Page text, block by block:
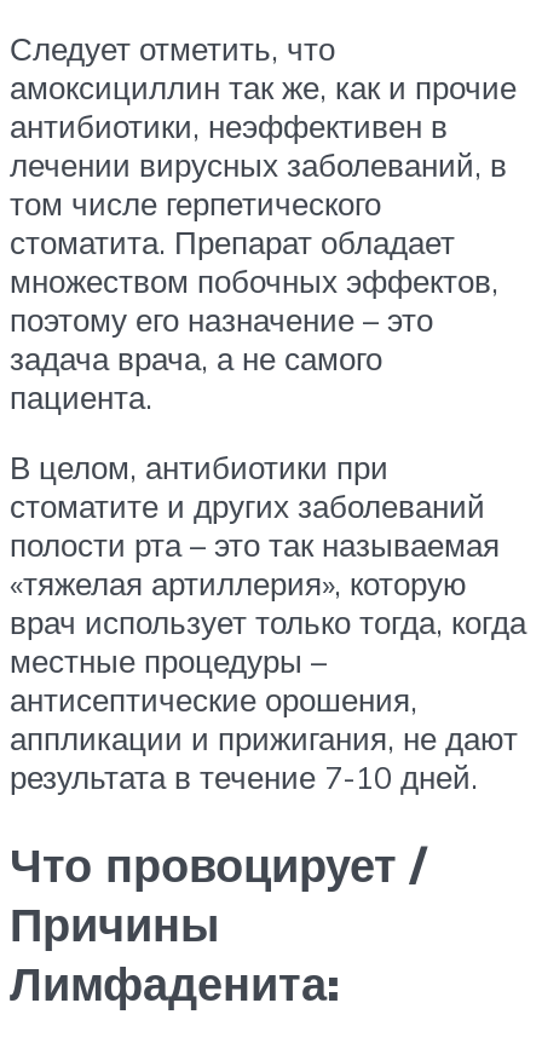
Следует отметить, что
амоксициллин так же, как и прочие
антибиотики, неэффективен в
лечении вирусных заболеваний, в
том числе герпетического
стоматита. Препарат обладает
множеством побочных эффектов,
поэтому его назначение – это
задача врача, а не самого
пациента.
В целом, антибиотики при
стоматите и других заболеваний
полости рта – это так называемая
«тяжелая артиллерия», которую
врач использует только тогда, когда
местные процедуры –
антисептические орошения,
аппликации и прижигания, не дают
результата в течение 7-10 дней.
Что провоцирует /
Причины
Лимфаденита: